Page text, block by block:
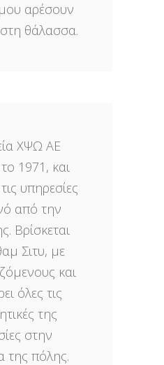
αρέσουν
στη θάλασσα.
ΧΨΩ ΑΕ
1971, και
υπηρεσίες
από την
Βρίσκεται
Σιτυ, με
και
όλες τις
της
στην
της πόλης.